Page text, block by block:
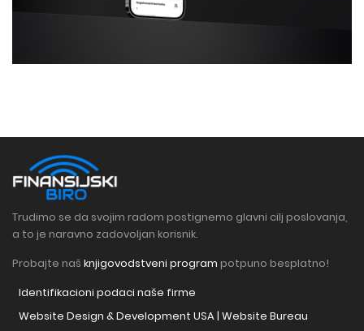
Trudimo se da svojim radom postignemo glavni cilj poslovanja,
a to je naravno zadovoljan korisnik.
Probajte naš knjigovodstveni program potpuno besplatno!
Identifikacioni podaci naše firme
Website Design & Development USA | Website Bureau